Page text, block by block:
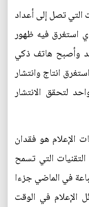
التي تصل إلى أعداد
استغرق فيه ظهور
فيما بعد وأصبح هاتف ذكي
انتاج وانتشار
لتحقق الانتشار
الإعلام هو فقدان
التقنيات التي تسمح
في الماضي جزءا
الإعلام في الوقت